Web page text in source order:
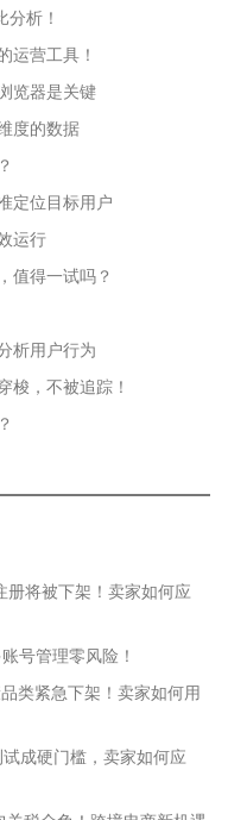
析！
运营工具！
览器是关键
度的数据
定位目标用户
运行
值得一试吗？
析用户行为
梭，不被追踪！
册将被下架！卖家如何应
号管理零风险！
类紧急下架！卖家如何用
成硬门槛，卖家如何应